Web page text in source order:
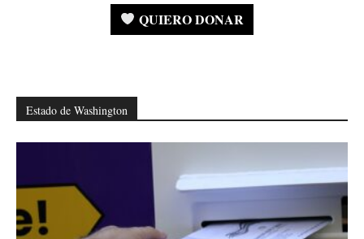
QUIERO DONAR
Estado de Washington